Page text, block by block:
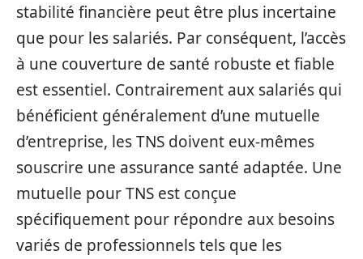
stabilité financière peut être plus incertaine
que pour les salariés. Par conséquent, l’accès
à une couverture de santé robuste et fiable
est essentiel. Contrairement aux salariés qui
bénéficient généralement d’une mutuelle
d’entreprise, les TNS doivent eux-mêmes
souscrire une assurance santé adaptée. Une
mutuelle pour TNS est conçue
spécifiquement pour répondre aux besoins
variés de professionnels tels que les